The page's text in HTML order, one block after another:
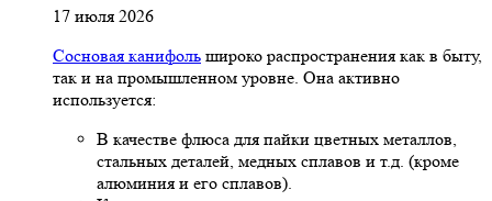
17 июля 2026
Сосновая канифоль широко распространения как в быту,
так и на промышленном уровне. Она активно
используется:
В качестве флюса для пайки цветных металлов,
стальных деталей, медных сплавов и т.д. (кроме
алюминия и его сплавов).